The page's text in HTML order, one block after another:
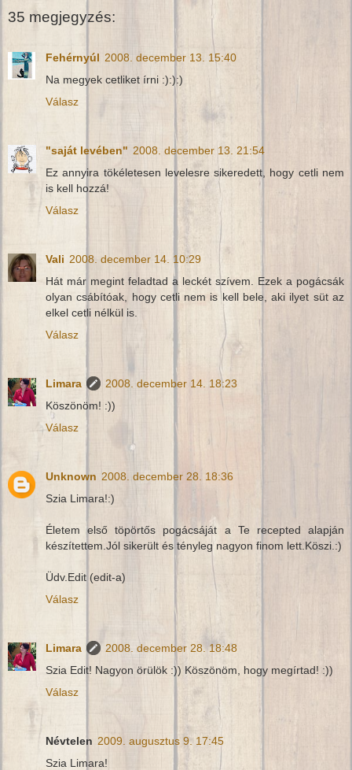
35 megjegyzés:
Fehérnyúl 2008. december 13. 15:40
Na megyek cetliket írni :):):)
Válasz
"saját levében" 2008. december 13. 21:54
Ez annyira tökéletesen levelesre sikeredett, hogy cetli nem
is kell hozzá!
Válasz
Vali 2008. december 14. 10:29
Hát már megint feladtad a leckét szívem. Ezek a pogácsák
olyan csábítóak, hogy cetli nem is kell bele, aki ilyet süt az
elkel cetli nélkül is.
Válasz
Limara
2008. december 14. 18:23
Köszönöm! :))
Válasz
Unknown 2008. december 28. 18:36
Szia Limara!:)
Életem első töpörtős pogácsáját a Te recepted alapján
készítettem.Jól sikerült és tényleg nagyon finom lett.Köszi.:)
Üdv.Edit (edit-a)
Válasz
Limara
2008. december 28. 18:48
Szia Edit! Nagyon örülök :)) Köszönöm, hogy megírtad! :))
Válasz
Névtelen 2009. augusztus 9. 17:45
Szia Limara!